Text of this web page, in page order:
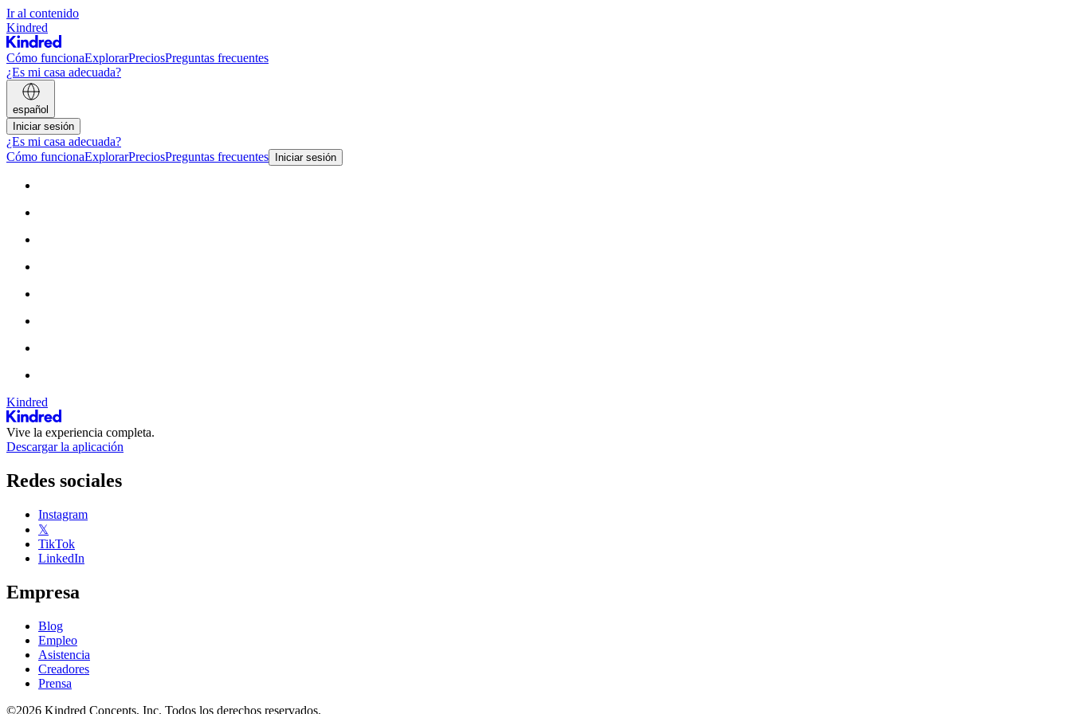
Ir al contenido
Kindred
Cómo funcionaExplorarPreciosPreguntas frecuentes
¿Es mi casa adecuada?
español
Iniciar sesión
¿Es mi casa adecuada?
Cómo funcionaExplorarPreciosPreguntas frecuentes Iniciar sesión
Kindred
Vive la experiencia completa.
Descargar la aplicación
Redes sociales
Instagram
𝕏
TikTok
LinkedIn
Empresa
Blog
Empleo
Asistencia
Creadores
Prensa
©2026 Kindred Concepts, Inc. Todos los derechos reservados.